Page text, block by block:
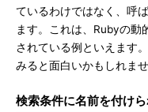
ているわけではなく、呼
ます。これは、Rubyの動
されている例といえます
みると面白いかもしれませ
検索条件に名前を付けら